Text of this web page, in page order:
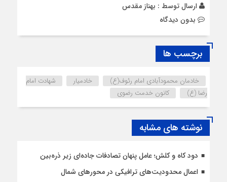
ارسال توسط : بهناز مقدس
بدون دیدگاه
برچسب ها
خادمان محمودآبادی امام رئوف(ع) خادمیار
شهادت امام
رضا (ع)
کانون خدمت رضوی
نوشته های مشابه
دود کاه و کلش؛ عامل پنهان تصادفات جاده‌ای زیر ذره‌بین
اعمال محدودیت‌‌های ترافیکی در محورهای شمال